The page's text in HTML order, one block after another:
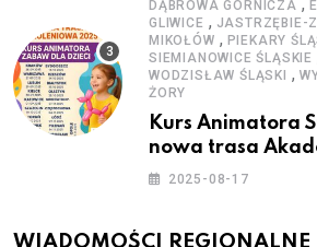
DĄBROWA GÓRNICZA
GLIWICE , JASTRZĘBIE-
MIKOŁÓW , PIEKARY
SIEMIANOWICE ŚLĄSKIE
WODZISŁAW ŚLĄSKI ,
ŻORY
Kurs Animatora
nowa trasa
– jesień 2025
2025-08-17
WIADOMOŚCI REGIONALNE